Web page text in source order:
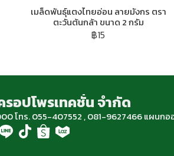
เมล็ดพันธุ์แตงไทยอ่อน ลายมังกร ตรา
ตะวันต้นกล้า ขนาด 2 กรัม
฿15
อปโพรเทคชั่น จำกัด
โทร. 055-407552 , 081-9627466 แผนก